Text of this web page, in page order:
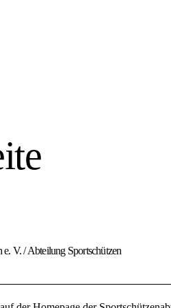
e. V./Abteilung Sportschützen